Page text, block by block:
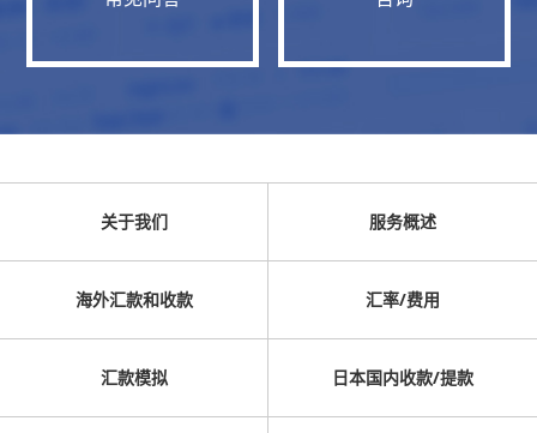
关于我们 服务概述
海外汇款和收款 汇率/费用
汇款模拟 日本国内收款/提款